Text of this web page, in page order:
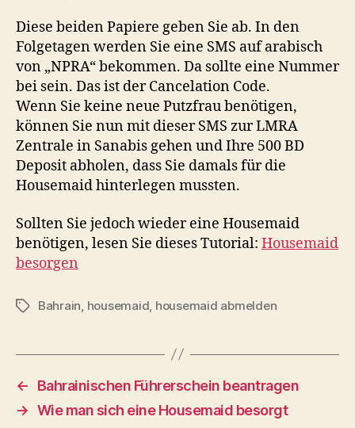
Diese beiden Papiere geben Sie ab. In den
Folgetagen werden Sie eine SMS auf arabisch
von „NPRA“ bekommen. Da sollte eine Nummer
bei sein. Das ist der Cancelation Code.
Wenn Sie keine neue Putzfrau benötigen,
können Sie nun mit dieser SMS zur LMRA
Zentrale in Sanabis gehen und Ihre 500 BD
Deposit abholen, dass Sie damals für die
Housemaid hinterlegen mussten.
Sollten Sie jedoch wieder eine Housemaid
benötigen, lesen Sie dieses Tutorial: Housemaid
besorgen
Schlagwörter
Bahrain housemaid housemaid abmelden
←
Bahrainischen Führerschein beantragen
→ Wie man sich eine Housemaid besorgt